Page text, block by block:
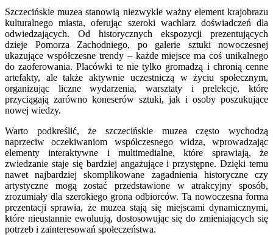
Szczecińskie muzea stanowią niezwykle ważny element krajobrazu
kulturalnego miasta, oferując szeroki wachlarz doświadczeń dla
odwiedzających. Od historycznych ekspozycji prezentujących
dzieje Pomorza Zachodniego, po galerie sztuki nowoczesnej
ukazujące współczesne trendy – każde miejsce ma coś unikalnego
do zaoferowania. Placówki te nie tylko gromadzą i chronią cenne
artefakty, ale także aktywnie uczestniczą w życiu społecznym,
organizując liczne wydarzenia, warsztaty i prelekcje, które
przyciągają zarówno koneserów sztuki, jak i osoby poszukujące
nowej wiedzy.
Warto podkreślić, że szczecińskie muzea często wychodzą
naprzeciw oczekiwaniom współczesnego widza, wprowadzając
elementy interaktywne i multimedialne, które sprawiają, że
zwiedzanie staje się bardziej angażujące i przystępne. Dzięki temu
nawet najbardziej skomplikowane zagadnienia historyczne czy
artystyczne mogą zostać przedstawione w atrakcyjny sposób,
zrozumiały dla szerokiego grona odbiorców. Ta nowoczesna forma
prezentacji sprawia, że muzea stają się miejscami dynamicznymi,
które nieustannie ewoluują, dostosowując się do zmieniających się
potrzeb i zainteresowań społeczeństwa.